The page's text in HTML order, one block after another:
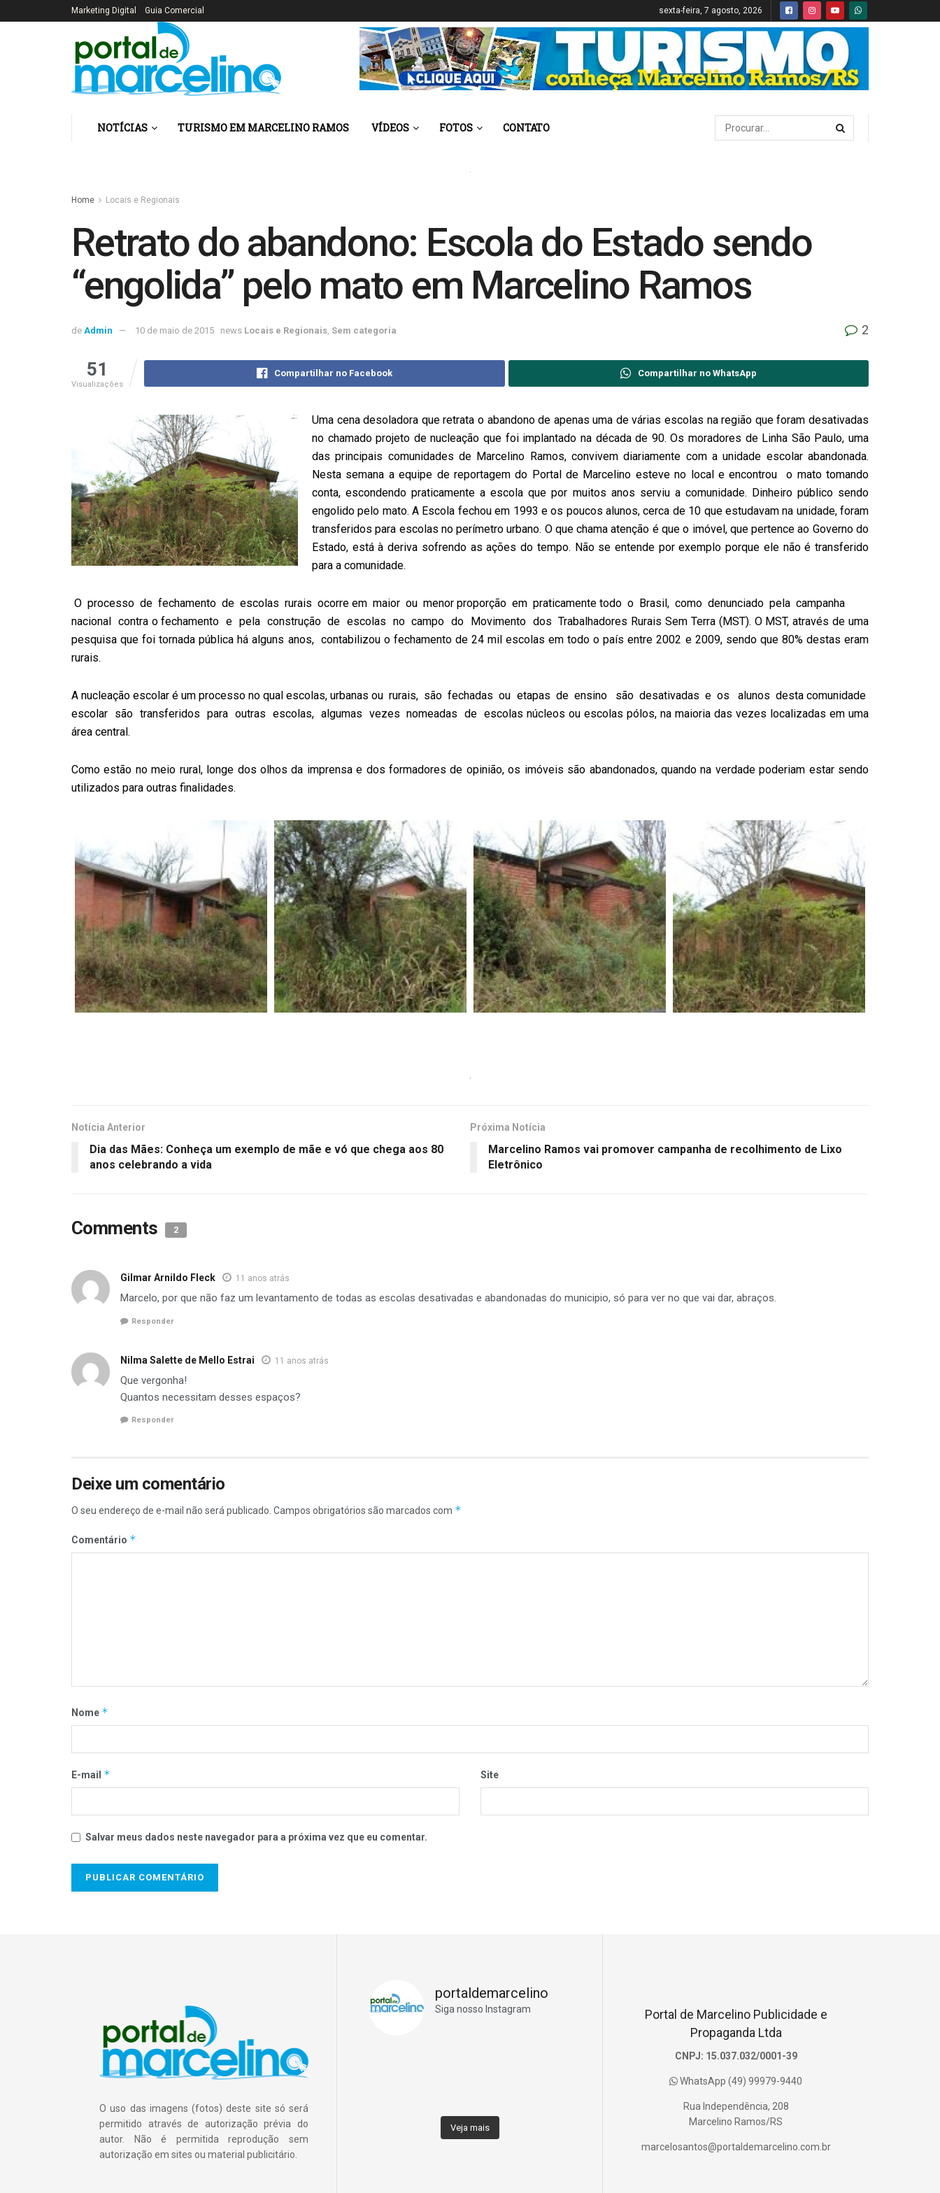
Marketing Digital Guia Comercial sexta-feira, 7 agosto, 2026
NOTÍCIAS TURISMO EM MARCELINO RAMOS VÍDEOS FOTOS CONTATO
Home Locais e Regionais
Retrato do abandono: Escola do Estado sendo
“engolida” pelo mato em Marcelino Ramos
de Admin 10 de maio de 2015 news Locais e Regionais, Sem categoria 2
51
Visualizações
Compartilhar no Facebook Compartilhar no WhatsApp
Uma cena desoladora que retrata o abandono de apenas uma de várias escolas na região que foram desativadas
no chamado projeto de nucleação que foi implantado na década de 90. Os moradores de Linha São Paulo, uma
das principais comunidades de Marcelino Ramos, convivem diariamente com a unidade escolar abandonada.
Nesta semana a equipe de reportagem do Portal de Marcelino esteve no local e encontrou o mato tomando
conta, escondendo praticamente a escola que por muitos anos serviu a comunidade. Dinheiro público sendo
engolido pelo mato. A Escola fechou em 1993 e os poucos alunos, cerca de 10 que estudavam na unidade, foram
transferidos para escolas no perímetro urbano. O que chama atenção é que o imóvel, que pertence ao Governo do
Estado, está à deriva sofrendo as ações do tempo. Não se entende por exemplo porque ele não é transferido
para a comunidade.
O processo de fechamento de escolas rurais ocorre em maior ou menor proporção em praticamente todo o Brasil, como denunciado pela campanha
nacional contra o fechamento e pela construção de escolas no campo do Movimento dos Trabalhadores Rurais Sem Terra (MST). O MST, através de uma
pesquisa que foi tornada pública há alguns anos, contabilizou o fechamento de 24 mil escolas em todo o país entre 2002 e 2009, sendo que 80% destas eram
rurais.
A nucleação escolar é um processo no qual escolas, urbanas ou rurais, são fechadas ou etapas de ensino são desativadas e os alunos desta comunidade
escolar são transferidos para outras escolas, algumas vezes nomeadas de escolas núcleos ou escolas pólos, na maioria das vezes localizadas em uma
área central.
Como estão no meio rural, longe dos olhos da imprensa e dos formadores de opinião, os imóveis são abandonados, quando na verdade poderiam estar sendo
utilizados para outras finalidades.
Notícia Anterior
Dia das Mães: Conheça um exemplo de mãe e vó que chega aos 80
anos celebrando a vida
Próxima Notícia
Marcelino Ramos vai promover campanha de recolhimento de Lixo
Eletrônico
Comments 2
Gilmar Arnildo Fleck 11 anos atrás
Marcelo, por que não faz um levantamento de todas as escolas desativadas e abandonadas do municipio, só para ver no que vai dar, abraços.
Responder
Nilma Salette de Mello Estrai 11 anos atrás
Que vergonha!
Quantos necessitam desses espaços?
Responder
Deixe um comentário
O seu endereço de e-mail não será publicado. Campos obrigatórios são marcados com *
Comentário *
Nome *
E-mail * Site
Salvar meus dados neste navegador para a próxima vez que eu comentar.
O uso das imagens (fotos) deste site só será
permitido através de autorização prévia do
autor. Não é permitida reprodução sem
autorização em sites ou material publicitário.
portaldemarcelino
Siga nosso Instagram
Veja mais
Portal de Marcelino Publicidade e
Propaganda Ltda
CNPJ: 15.037.032/0001-39
WhatsApp (49) 99979-9440
Rua Independência, 208
Marcelino Ramos/RS
marcelosantos@portaldemarcelino.com.br